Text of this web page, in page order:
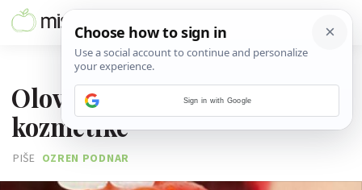
Olovo vreba iz hrane i
kozmetike
PIŠE OZREN PODNAR
Sign in with Google